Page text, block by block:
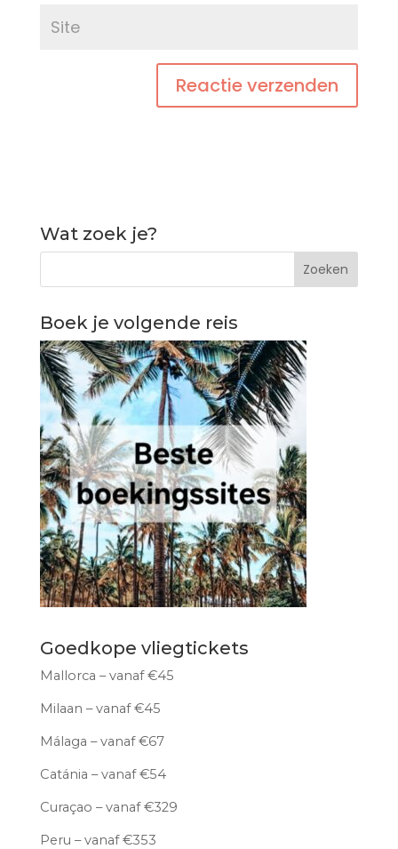
Wat zoek je?
Boek je volgende reis
Goedkope vliegtickets
Mallorca – vanaf €45
Milaan – vanaf €45
Málaga – vanaf €67
Catánia – vanaf €54
Curaçao – vanaf €329
Peru – vanaf €353